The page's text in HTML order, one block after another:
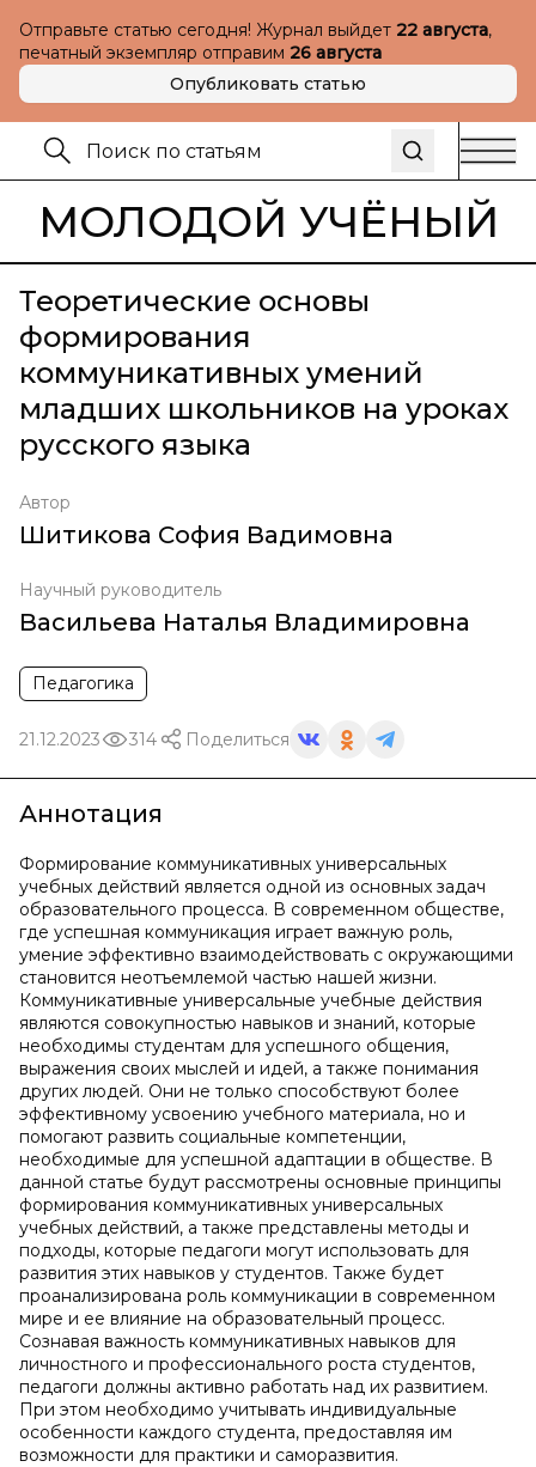
Отправьте статью сегодня! Журнал выйдет 22 августа,
печатный экземпляр отправим 26 августа
Опубликовать статью
МОЛОДОЙ УЧЁНЫЙ
Теоретические основы
формирования
коммуникативных умений
младших школьников на уроках
русского языка
Автор
Шитикова София Вадимовна
Научный руководитель
Васильева Наталья Владимировна
Педагогика
21.12.2023 314 Поделиться
Аннотация
Формирование коммуникативных универсальных
учебных действий является одной из основных задач
образовательного процесса. В современном обществе,
где успешная коммуникация играет важную роль,
умение эффективно взаимодействовать с окружающими
становится неотъемлемой частью нашей жизни.
Коммуникативные универсальные учебные действия
являются совокупностью навыков и знаний, которые
необходимы студентам для успешного общения,
выражения своих мыслей и идей, а также понимания
других людей. Они не только способствуют более
эффективному усвоению учебного материала, но и
помогают развить социальные компетенции,
необходимые для успешной адаптации в обществе. В
данной статье будут рассмотрены основные принципы
формирования коммуникативных универсальных
учебных действий, а также представлены методы и
подходы, которые педагоги могут использовать для
развития этих навыков у студентов. Также будет
проанализирована роль коммуникации в современном
мире и ее влияние на образовательный процесс.
Сознавая важность коммуникативных навыков для
личностного и профессионального роста студентов,
педагоги должны активно работать над их развитием.
При этом необходимо учитывать индивидуальные
особенности каждого студента, предоставляя им
возможности для практики и саморазвития.